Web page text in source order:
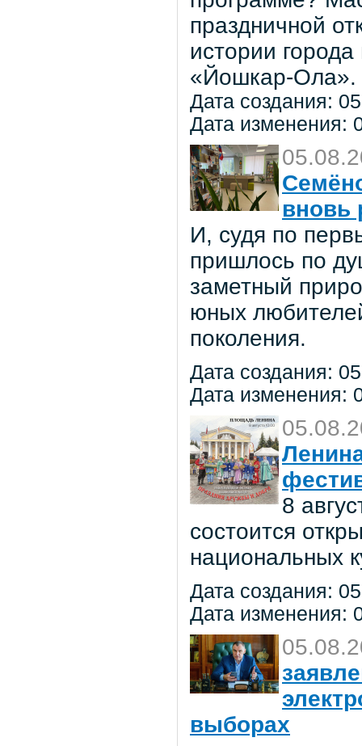
праздничной
истории
«Йошкар-Ола».
Дата создания:
Дата изменения:
вновь
И, судя по
пришлось по
заметный
юных
поколения.
Дата создания:
Дата изменения:
8
состоится
национальных
Дата создания:
Дата изменения:
выборах